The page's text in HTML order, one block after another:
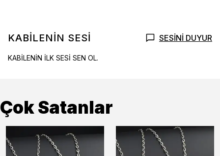
KABİLENİN SESİ SESİNİ DUYUR
KABİLENİN İLK SESİ SEN OL.
Çok Satanlar